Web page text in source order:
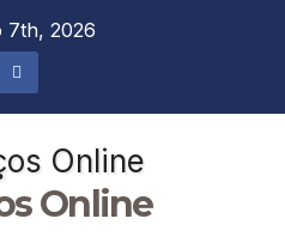
7th, 2026
Online